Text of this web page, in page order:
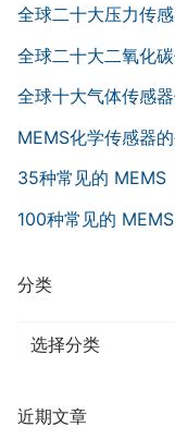
全球二十大压力传
全球二十大二氧化
全球十大气体传感
MEMS化学传感器
35种常见的 MEMS
100种常见的
分类
分
近期文章